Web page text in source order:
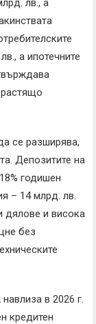
лв., а
а ипотечните
растящо
се разширява,
Депозитите на
годишен
– 14 млрд. лв.
дялове и висока
без
в 2026 г.
кредитен